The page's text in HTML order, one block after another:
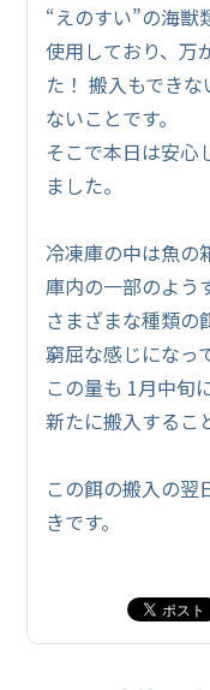
“えのすい”の海獣
使用しており、万
た！ 搬入もでき
ないことです。
そこで本日は安心
ました。
冷凍庫の中は魚の
庫内の一部のよう
さまざまな種類の
窮屈な感じになっ
この量も 1月中旬
新たに搬入するこ
この餌の搬入の翌
きです。